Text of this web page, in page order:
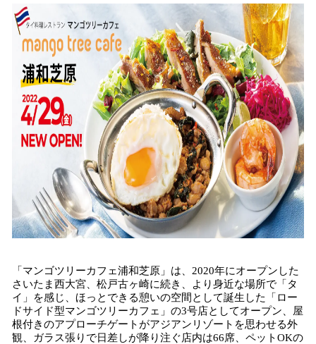
「マンゴツリーカフェ浦和芝原」は、2020年にオープンした
さいたま西大宮、松戸古ヶ崎に続き、より身近な場所で「タ
イ」を感じ、ほっとできる憩いの空間として誕生した「ロー
ドサイド型マンゴツリーカフェ」の3号店としてオープン、屋
根付きのアプローチゲートがアジアンリゾートを思わせる外
観、ガラス張りで日差しが降り注ぐ店内は66席、ペットOKの